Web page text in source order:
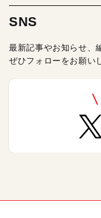
SNS
最新記事やお知らせ、
ぜひフォローをお願い